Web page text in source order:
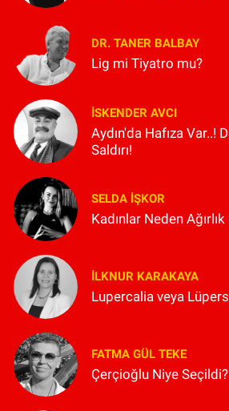
DR. TANER BALBAY
Lig mi Tiyatro mu?
İSKENDER AVCI
Aydın'da Hafıza Var..!
Saldırı!
SELDA İŞKOR
Kadınlar Neden Ağırlık
İLKNUR KARAKAYA
Lupercalia veya
FATMA GÜL TEKE
Çerçioğlu Niye Seçildi?